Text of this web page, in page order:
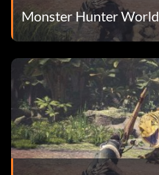
Monster Hunter World